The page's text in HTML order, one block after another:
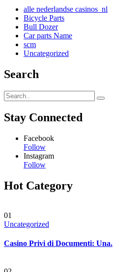
alle nederlandse casinos_nl
Bicycle Parts
Bull Dozer
Car parts Name
scm
Uncategorized
Search
Stay Connected
Facebook
Follow
Instagram
Follow
Hot Category
01
Uncategorized
Casino Privi di Documenti: Una.